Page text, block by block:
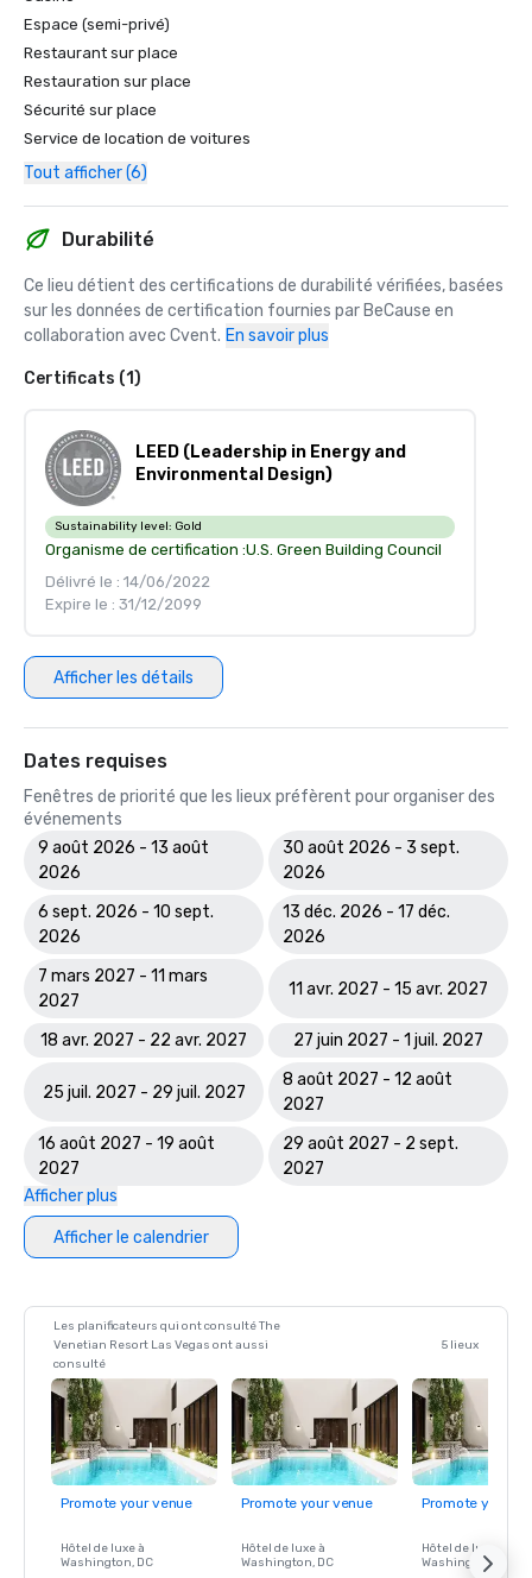
Espace (semi-privé)
Restaurant sur place
Restauration sur place
Sécurité sur place
Service de location de voitures
Tout afficher (6)
Durabilité
Ce lieu détient des certifications de durabilité vérifiées, basées
sur les données de certification fournies par BeCause en
collaboration avec Cvent. En savoir plus
Certificats (1)
LEED (Leadership in Energy and
Environmental Design)
Sustainability level: Gold
Organisme de certification :U.S. Green Building Council
Délivré le : 14/06/2022
Expire le : 31/12/2099
Afficher les détails
Dates requises
Fenêtres de priorité que les lieux préfèrent pour organiser des
événements
9 août 2026 - 13 août
2026
30 août 2026 - 3 sept.
2026
6 sept. 2026 - 10 sept.
2026
13 déc. 2026 - 17 déc.
2026
7 mars 2027 - 11 mars
2027
11 avr. 2027 - 15 avr. 2027
18 avr. 2027 - 22 avr. 2027 27 juin 2027 - 1 juil. 2027
25 juil. 2027 - 29 juil. 2027
8 août 2027 - 12 août
2027
16 août 2027 - 19 août
2027
29 août 2027 - 2 sept.
2027
Afficher plus
Afficher le calendrier
Les planificateurs qui ont consulté The
Venetian Resort Las Vegas ont aussi
consulté
5 lieux
Promote your venue
Hôtel de luxe à
Washington, DC
Promote your venue
Hôtel de luxe à
Washington, DC
Promote your
Hôtel de luxe à
Washington